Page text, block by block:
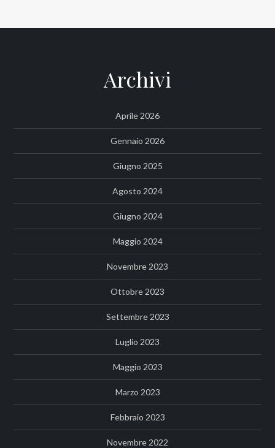
Archivi
Aprile 2026
Gennaio 2026
Giugno 2025
Agosto 2024
Giugno 2024
Maggio 2024
Novembre 2023
Ottobre 2023
Settembre 2023
Luglio 2023
Maggio 2023
Marzo 2023
Febbraio 2023
Novembre 2022